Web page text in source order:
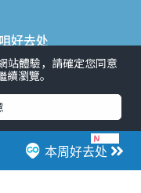
本周好去处
好去处
旺角好去处 社会
社群热话
#限时抢
#著数 #网络热话
站體驗，請確定您同意
續瀏覽。